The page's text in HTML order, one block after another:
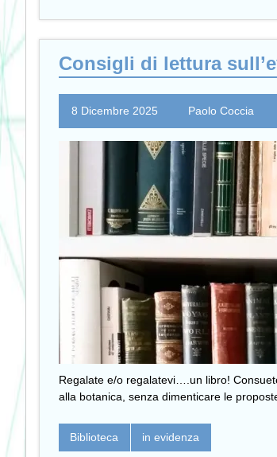
Consigli di lettura
8 Dicembre 2025 Paolo Coccia
Regalate e/o regalatevi….un libro!
alla botanica, senza dimenticare le
Biblioteca in evidenza